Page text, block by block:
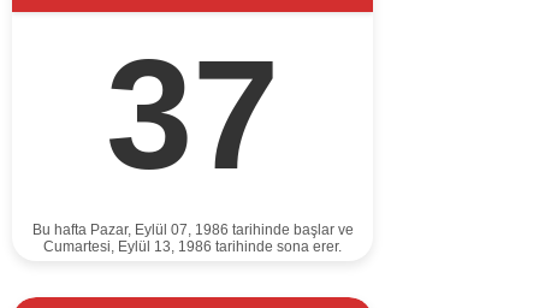
37
Bu hafta Pazar, Eylül 07, 1986 tarihinde başlar ve
Cumartesi, Eylül 13, 1986 tarihinde sona erer.